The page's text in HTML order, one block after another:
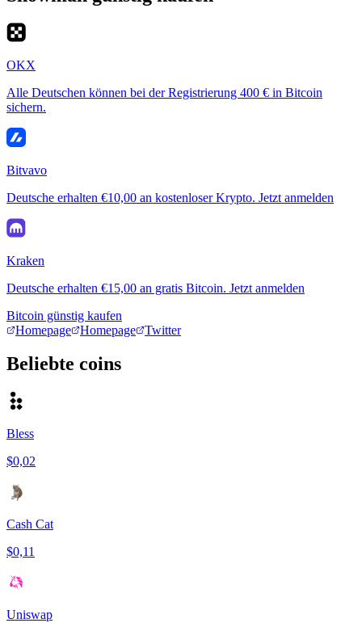
OKX
Alle Deutschen können bei der Registrierung 400 € in Bitcoin
sichern.
Bitvavo
Deutsche erhalten €10,00 an kostenloser Krypto. Jetzt anmelden
Kraken
Deutsche erhalten €15,00 an gratis Bitcoin. Jetzt anmelden
Bitcoin günstig kaufen
Homepage
Homepage Twitter
Beliebte coins
Bless
$0,02
Cash Cat
$0,11
Uniswap